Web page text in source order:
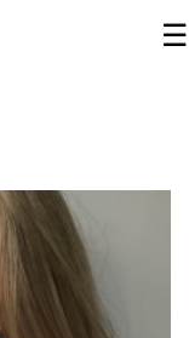
☰